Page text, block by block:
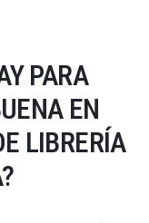
PARA
EN
LIBRERÍA